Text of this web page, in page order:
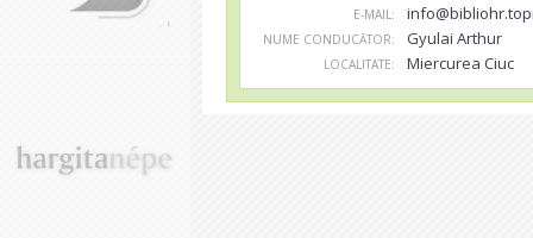
E-MAIL:
NUME CONDUCĂTOR: Gyulai Arthur
LOCALITATE: Miercurea Ciuc